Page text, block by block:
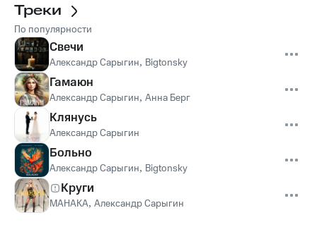
Треки
По популярности
Свечи
Александр Сарыгин, Bigtonsky
Гамаюн
Александр Сарыгин, Анна Берг
Клянусь
Александр Сарыгин
Больно
Александр Сарыгин, Bigtonsky
Круги
МАНАКА, Александр Сарыгин